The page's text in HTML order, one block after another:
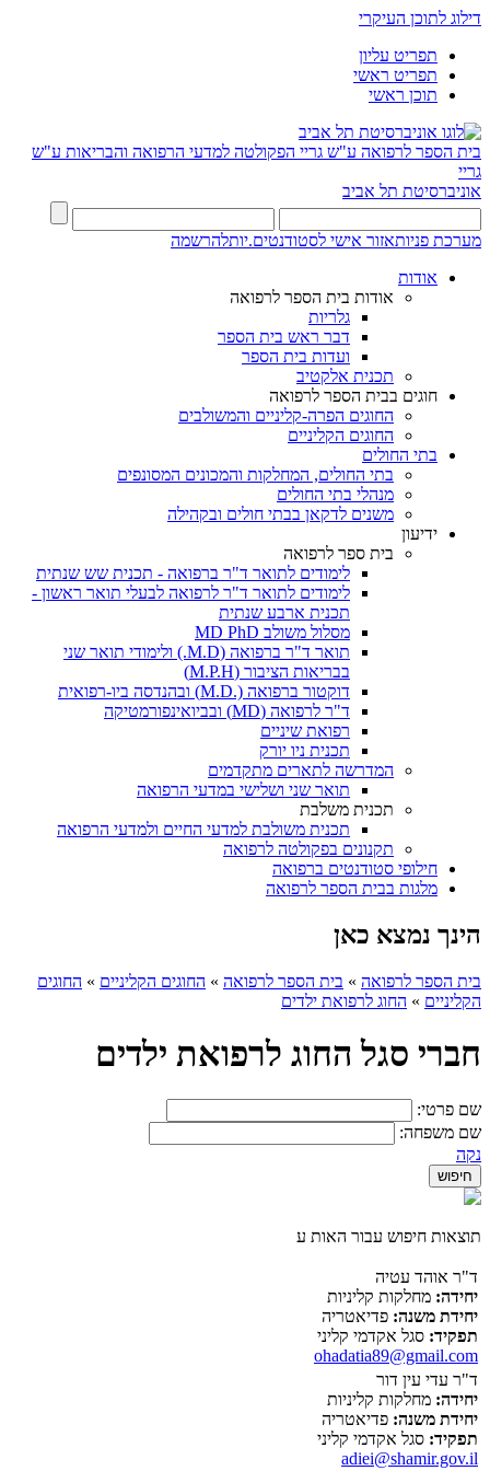
דילוג לתוכן העיקרי
תפריט עליון
תפריט ראשי
תוכן ראשי
בית הספר לרפואה ע"ש גריי הפקולטה למדעי הרפואה והבריאות ע"ש
גריי
אוניברסיטת תל אביב
מערכת פניותאזור אישי לסטודנטים.יותלהרשמה
אודות
אודות בית הספר לרפואה
גלריות
דבר ראש בית הספר
ועדות בית הספר
תכנית אלקטיב
חוגים בבית הספר לרפואה
החוגים הפרה-קליניים והמשולבים
החוגים הקליניים
בתי החולים
בתי החולים, המחלקות והמכונים המסונפים
מנהלי בתי החולים
משנים לדקאן בבתי חולים ובקהילה
ידיעון
בית ספר לרפואה
לימודים לתואר ד"ר ברפואה - תכנית שש שנתית
לימודים לתואר ד"ר לרפואה לבעלי תואר ראשון -
תכנית ארבע שנתית
מסלול משולב MD PhD
תואר ד"ר ברפואה (M.D.) ולימודי תואר שני
בבריאות הציבור (M.P.H)
דוקטור ברפואה (.M.D) ובהנדסה ביו-רפואית
ד"ר לרפואה (MD) ובביואינפורמטיקה
רפואת שיניים
תכנית ניו יורק
המדרשה לתארים מתקדמים
תואר שני ושלישי במדעי הרפואה
תכנית משלבת
תכנית משולבת למדעי החיים ולמדעי הרפואה
תקנונים בפקולטה לרפואה
חילופי סטודנטים ברפואה
מלגות בבית הספר לרפואה
הינך נמצא כאן
בית הספר לרפואה » בית הספר לרפואה » החוגים הקליניים » החוגים
הקליניים » החוג לרפואת ילדים
חברי סגל החוג לרפואת ילדים
שם פרטי:
שם משפחה:
נקה
תוצאות חיפוש עבור האות ע
ד"ר אוהד עטיה
יחידה: מחלקות קליניות
יחידת משנה: פדיאטריה
תפקיד: סגל אקדמי קליני
ohadatia89@gmail.com
ד"ר עדי עין דור
יחידה: מחלקות קליניות
יחידת משנה: פדיאטריה
תפקיד: סגל אקדמי קליני
adiei@shamir.gov.il